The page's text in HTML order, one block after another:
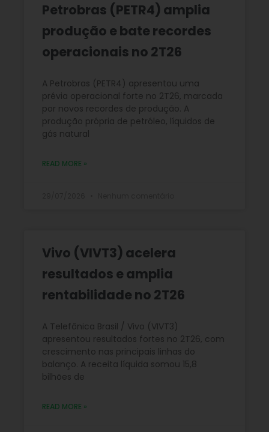
Petrobras (PETR4) amplia
produção e bate recordes
operacionais no 2T26
A Petrobras (PETR4) apresentou uma
prévia operacional forte no 2T26, marcada
por novos recordes de produção. A
produção própria de petróleo, líquidos de
gás natural
READ MORE »
Vivo (VIVT3) acelera
resultados e amplia
rentabilidade no 2T26
A Telefônica Brasil / Vivo (VIVT3)
apresentou resultados fortes no 2T26, com
crescimento nas principais linhas do
balanço. A receita líquida somou 15,8
bilhões de
READ MORE »